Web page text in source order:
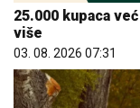
25.000 kupaca
više
03. 08. 2026 07:31